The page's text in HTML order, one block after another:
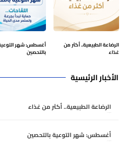
الرضاعة الطبيعية.. أكثر من
غذاء
أغسطس: شهر
بالتحصين
الأخبار الرئيسية
الرضاعة الطبيعية.. أكثر من غذاء
أغسطس: شهر التوعية بالتحصين